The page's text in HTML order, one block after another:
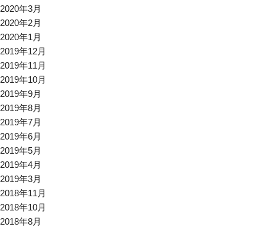
2020年3月
2020年2月
2020年1月
2019年12月
2019年11月
2019年10月
2019年9月
2019年8月
2019年7月
2019年6月
2019年5月
2019年4月
2019年3月
2018年11月
2018年10月
2018年8月